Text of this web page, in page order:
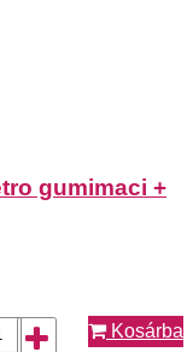
gumimaci +
Kosárba